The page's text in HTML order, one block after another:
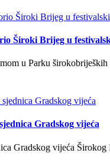
Široki Brijeg u
u Parku
Gradskog vijeća
Gradskog vijeća